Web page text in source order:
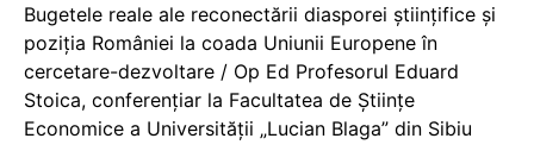
Bugetele reale ale reconectării diasporei științifice și
poziția României la coada Uniunii Europene în
cercetare-dezvoltare / Op Ed Profesorul Eduard
Stoica, conferențiar la Facultatea de Științe
Economice a Universității „Lucian Blaga” din Sibiu